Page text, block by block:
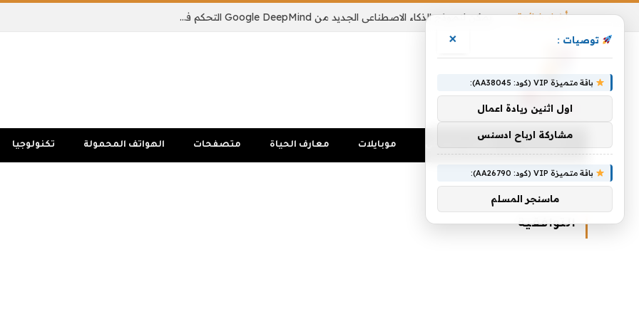
أخبار شائعة يمكن لنموذج الذكاء الاصطناعي الجديد من Google DeepMind التحكم في جسم الروبوت بالكامل
تواصل اجتماعي موبايلات معارف الحياة متصفحات الهواتف المحمولة تكنولوجيا
التوافقية
توصيات : ×
باقة متميزة VIP (كود: AA38045):
اول اثنين ريادة اعمال
مشاركة ارباح ادسنس
باقة متميزة VIP (كود: AA26790):
ماسنجر المسلم